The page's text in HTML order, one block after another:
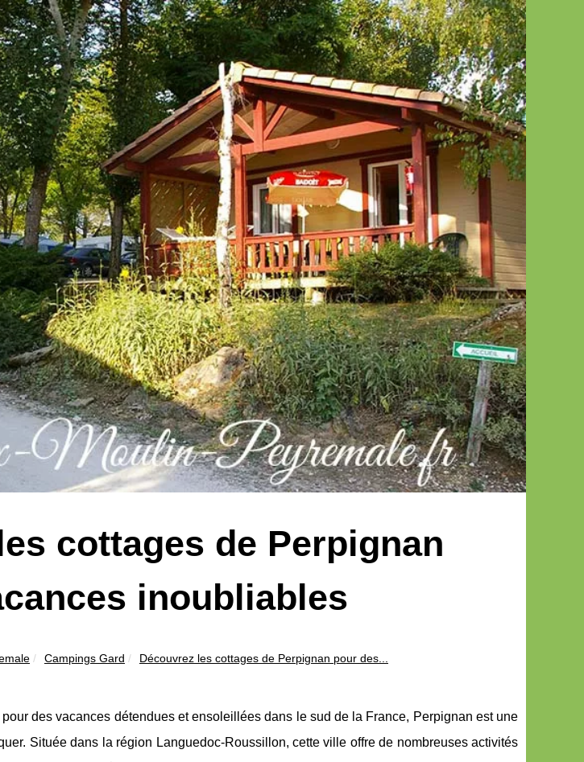
cottages de Perpignan
inoubliables
Campings Gard Découvrez les cottages de Perpignan pour des...
des vacances détendues et ensoleillées dans le sud de la France, Perpignan est une
Située dans la région Languedoc-Roussillon, cette ville offre de nombreuses activités